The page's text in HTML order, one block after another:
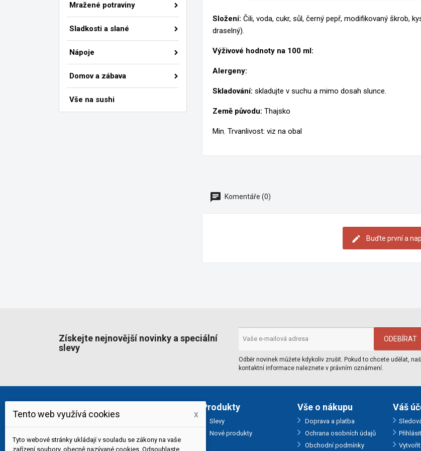
Mražené potraviny
Sladkosti a slané
Nápoje
Domov a zábava
Vše na sushi
Složení: Čili, voda, cukr, sůl, černý pepř, modifikovaný škrob,
draselný).
Výživové hodnoty na 100 ml:
Alergeny:
Skladování: skladujte v suchu a mimo dosah slunce.
Země původu: Thajsko
Min. Trvanlivost: viz na obal
Komentáře (0)
Buďte první a
Získejte nejnovější novinky a speciální
slevy
Odběr novinek můžete kdykoliv zrušit. Pokud to chcete udělat,
kontaktní informace naleznete v právním oznámení.
Specializovaný obchod s potravinymi
pro asijskou kuchyni. Nabízíme čerstvé
exotické ovoce, zeleniny a bylinky, chuť
Produkty
Slevy
Nové produkty
Vše o nákupu
Doprava a platba
Ochrana osobních údajů
Obchodní podmínky
Váš
My wishlists
add_circle_outline Create new list
Název seznamu přání
Musíte být přihlášen, abyste si mohli výrobky uložit do svého
Tento web využívá cookies x
Tyto webové stránky ukládají v souladu se zákony na vaše
zařízení soubory, obecně nazývané cookies. Odsouhlaste